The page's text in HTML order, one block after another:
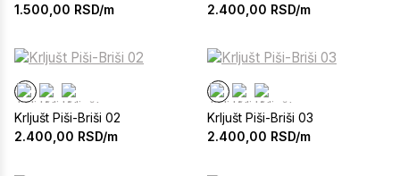
1.500,00 RSD/m 2.400,00 RSD/m
Krljušt Piši-Briši 02
2.400,00 RSD/m
Krljušt Piši-Briši 03
2.400,00 RSD/m